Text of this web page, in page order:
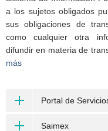
a los sujetos obligados
sus obligaciones de
como cualquier otra
difundir en materia de
más
Portal de
Saimex